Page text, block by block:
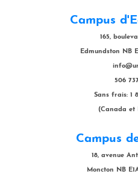
Campus
165,
Edmundston NB
506
Sans frais: 1
(Canada et
Campus
18, avenue
Moncton NB